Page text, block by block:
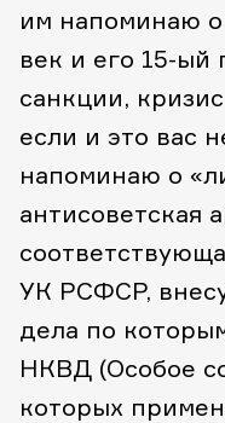
им напоминаю о
век и его 15-ый
санкции,
если и это вас
напоминаю о
антисоветская
УК РСФСР,
дела по
НКВД (Особое
которых